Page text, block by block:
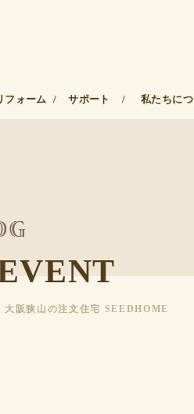
フォーム / サポート / 私たちに
大阪狭山の注文住宅 SEEDHOME